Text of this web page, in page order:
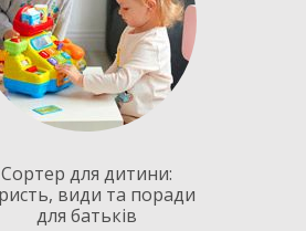
Сортер для дитини:
види та поради
для батьків